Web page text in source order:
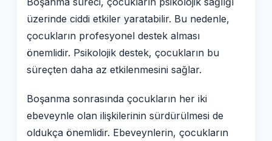
üzerinde ciddi etkiler yaratabilir. Bu nedenle,
çocukların profesyonel destek alması
önemlidir. Psikolojik destek, çocukların bu
süreçten daha az etkilenmesini sağlar.
Boşanma sonrasında çocukların her iki
ebeveynle olan ilişkilerinin sürdürülmesi de
oldukça önemlidir. Ebeveynlerin, çocukların